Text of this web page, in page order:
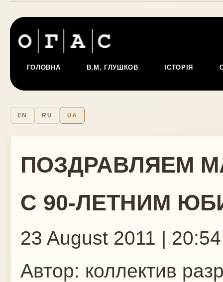
ГОЛОВНА В.М. ГЛУШКОВ ІСТОРІЯ
EN RU UA
ПОЗДРАВЛЯЕМ
С 90-ЛЕТНИМ
23 August 2011 | 20:54
Автор: коллектив